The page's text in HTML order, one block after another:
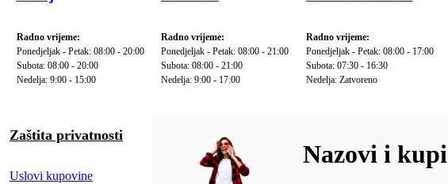
Radno vrijeme:
Ponedjeljak - Petak: 08:00 - 20:00
Subota: 08:00 - 20:00
Nedelja: 9:00 - 15:00
Radno vrijeme:
Ponedjeljak - Petak: 08:00 - 21:00
Subota: 08:00 - 21:00
Nedelja: 9:00 - 17:00
Radno vrijeme:
Ponedjeljak - Petak: 08:00 - 17:00
Subota: 07:30 - 16:30
Nedelja: Zatvoreno
Zaštita privatnosti
Uslovi kupovine
Nazovi i kupi